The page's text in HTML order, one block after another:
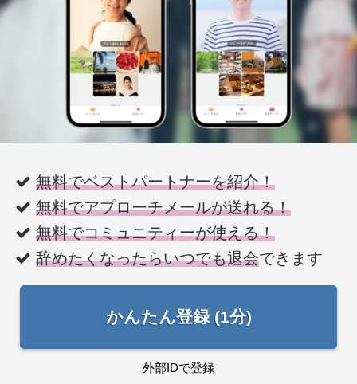
無料でベストパートナーを紹介！
無料でアプローチメールが送れる！
無料でコミュニティーが使える！
辞めたくなったらいつでも退会できます
かんたん登録 (1分)
外部IDで登録